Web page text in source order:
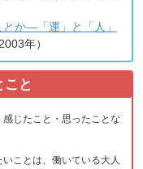
か―「運」と「人」
年）
こと
じたこと・思ったことな
ことは、働いている大人